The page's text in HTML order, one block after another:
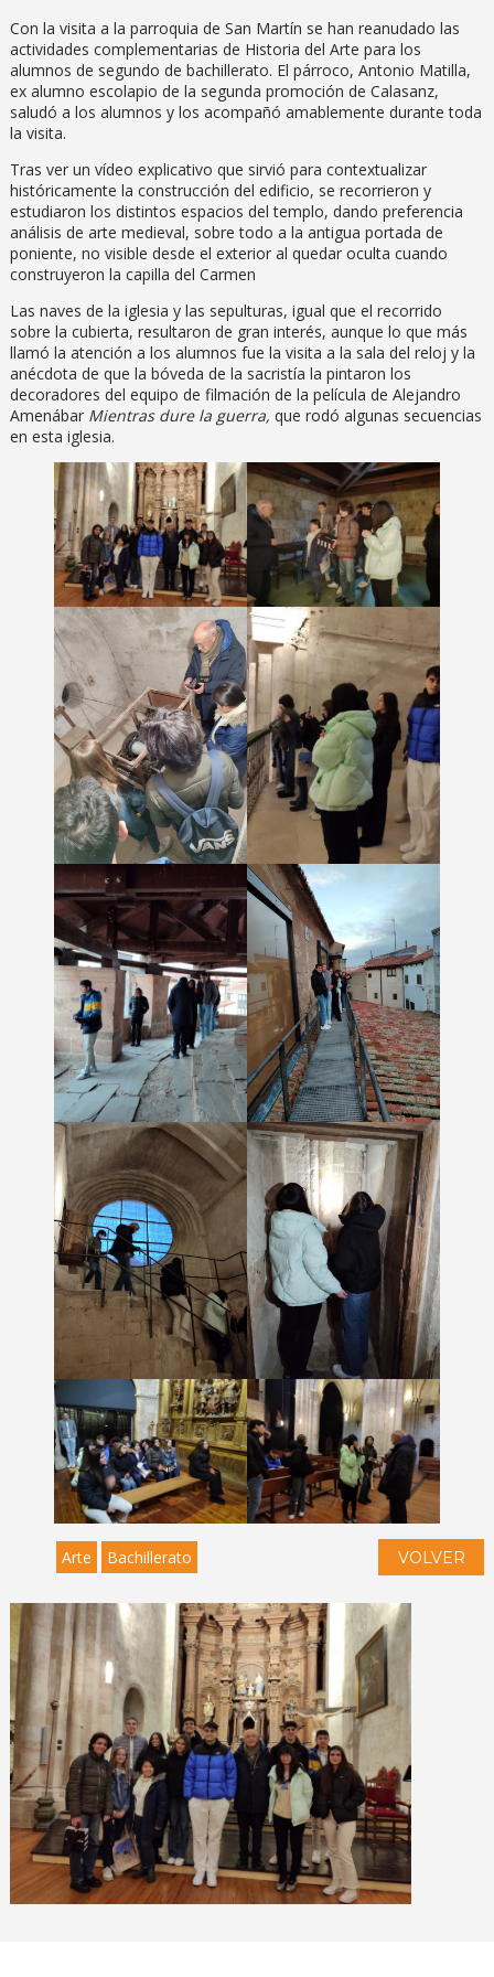
Con la visita a la parroquia de San Martín se han reanudado las
actividades complementarias de Historia del Arte para los
alumnos de segundo de bachillerato. El párroco, Antonio Matilla,
ex alumno escolapio de la segunda promoción de Calasanz,
saludó a los alumnos y los acompañó amablemente durante toda
la visita.
Tras ver un vídeo explicativo que sirvió para contextualizar
históricamente la construcción del edificio, se recorrieron y
estudiaron los distintos espacios del templo, dando preferencia
análisis de arte medieval, sobre todo a la antigua portada de
poniente, no visible desde el exterior al quedar oculta cuando
construyeron la capilla del Carmen
Las naves de la iglesia y las sepulturas, igual que el recorrido
sobre la cubierta, resultaron de gran interés, aunque lo que más
llamó la atención a los alumnos fue la visita a la sala del reloj y la
anécdota de que la bóveda de la sacristía la pintaron los
decoradores del equipo de filmación de la película de Alejandro
Amenábar Mientras dure la guerra, que rodó algunas secuencias
en esta iglesia.
VOLVER
Arte Bachillerato